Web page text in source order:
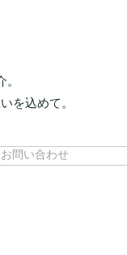
を込めて。
お問い合わせ